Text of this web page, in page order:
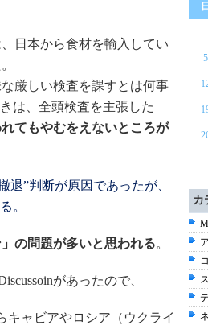
日本から食材を輸入してい
厳しい検査を課すとは何事
は、全頭検査を主張した
てもやむをえないところが
退”判断が原因であったが、
。
の問題が多いと思われる。
があったので、
キャビアやロシア（ウクライ
日
5
カ